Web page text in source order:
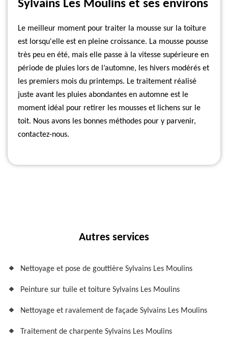
Sylvains Les Moulins et ses environs
Le meilleur moment pour traiter la mousse sur la toiture
est lorsqu'elle est en pleine croissance. La mousse pousse
très peu en été, mais elle passe à la vitesse supérieure en
période de pluies lors de l’automne, les hivers modérés et
les premiers mois du printemps. Le traitement réalisé
juste avant les pluies abondantes en automne est le
moment idéal pour retirer les mousses et lichens sur le
toit. Nous avons les bonnes méthodes pour y parvenir,
contactez-nous.
Autres services
Nettoyage et pose de gouttière Sylvains Les Moulins
Peinture sur tuile et toiture Sylvains Les Moulins
Nettoyage et ravalement de façade Sylvains Les Moulins
Traitement de charpente Sylvains Les Moulins